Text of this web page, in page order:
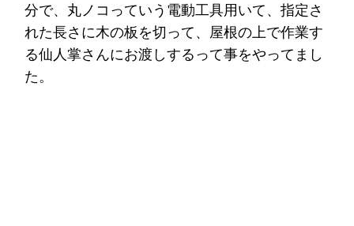
分で、丸ノコっていう電動工具用いて、指定さ
れた長さに木の板を切って、屋根の上で作業す
る仙人掌さんにお渡しするって事をやってまし
た。